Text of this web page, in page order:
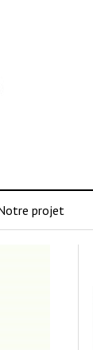
projet